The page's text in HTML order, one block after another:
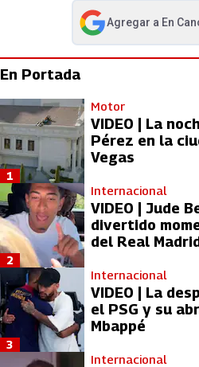
Agregar a En
abre en nueva pestaña
En Portada
Motor
VIDEO | La
Pérez en la
Vegas
1
Internacional
VIDEO | Jude
divertido
del Real
2
Internacional
VIDEO | La
el PSG y su
Mbappé
3
Internacional